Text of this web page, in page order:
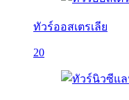
ทัวร์ออสเตรเลีย
20